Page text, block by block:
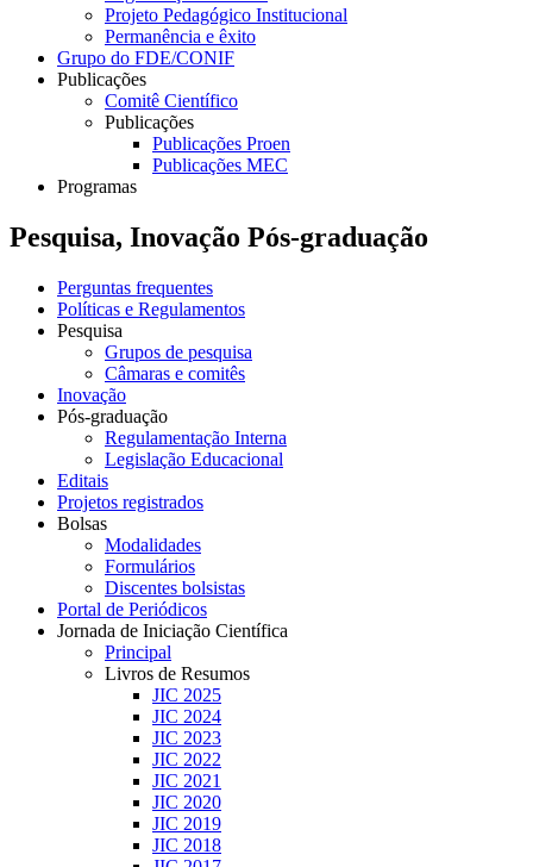
Projeto Pedagógico Institucional
Permanência e êxito
Grupo do FDE/CONIF
Publicações
Comitê Científico
Publicações
Publicações Proen
Publicações MEC
Programas
Pesquisa, Inovação Pós-graduação
Perguntas frequentes
Políticas e Regulamentos
Pesquisa
Grupos de pesquisa
Câmaras e comitês
Inovação
Pós-graduação
Regulamentação Interna
Legislação Educacional
Editais
Projetos registrados
Bolsas
Modalidades
Formulários
Discentes bolsistas
Portal de Periódicos
Jornada de Iniciação Científica
Principal
Livros de Resumos
JIC 2025
JIC 2024
JIC 2023
JIC 2022
JIC 2021
JIC 2020
JIC 2019
JIC 2018